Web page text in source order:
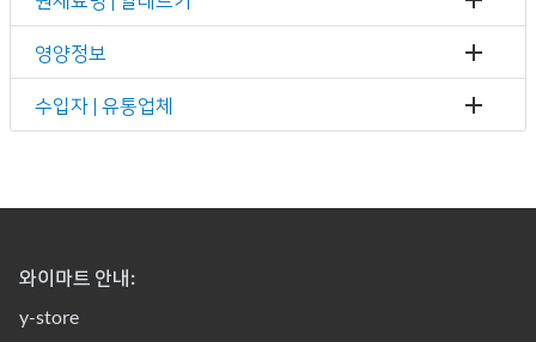
영양정보
수입자 | 유통업체
와이마트 안내:
y-store